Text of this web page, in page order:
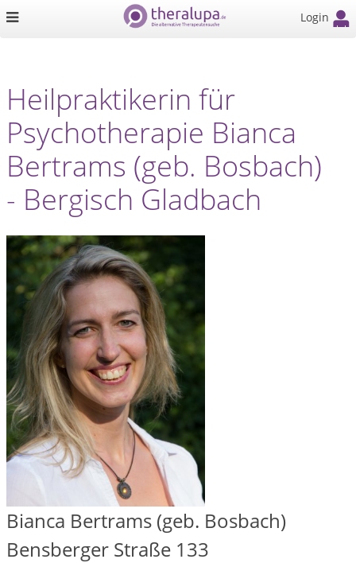
Login
Heilpraktikerin für
Psychotherapie Bianca
Bertrams (geb. Bosbach)
- Bergisch Gladbach
Bianca Bertrams (geb. Bosbach)
Bensberger Straße 133